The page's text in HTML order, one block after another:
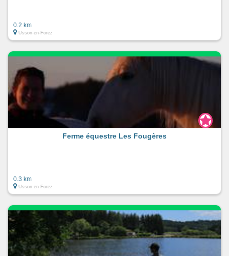
0.2 km
Usson-en-Forez
Ferme équestre Les Fougères
0.3 km
Usson-en-Forez